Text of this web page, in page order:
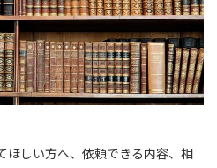
ほしい方へ、依頼できる内容、相